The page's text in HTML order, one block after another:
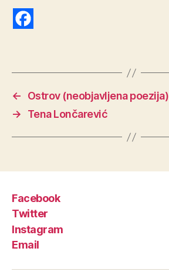
←
Ostrov (neobjavljena poezija)
→
Tena Lončarević
Facebook
Twitter
Instagram
Email